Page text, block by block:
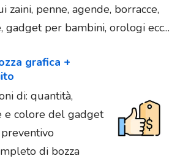
zaini, penne, agende, borracce,
gadget per bambini, orologi ecc...
grafica +
di: quantità,
e colore del gadget
di bozza